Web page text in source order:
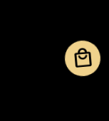
local_mall